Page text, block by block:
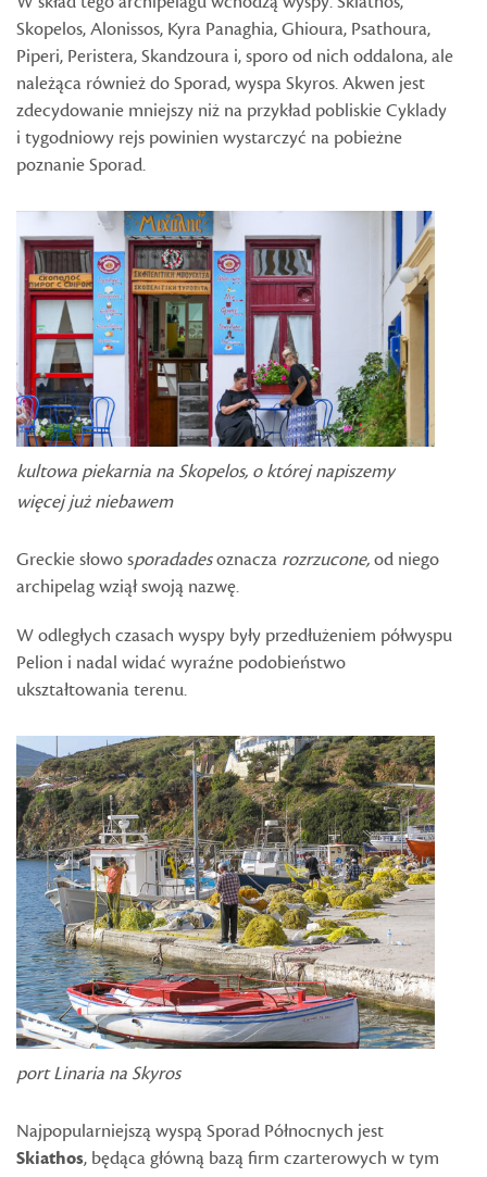
Skopelos, Alonissos, Kyra Panaghia, Ghioura, Psathoura,
Piperi, Peristera, Skandzoura i, sporo od nich oddalona, ale
należąca również do Sporad, wyspa Skyros. Akwen jest
zdecydowanie mniejszy niż na przykład pobliskie Cyklady
i tygodniowy rejs powinien wystarczyć na pobieżne
poznanie Sporad.
kultowa piekarnia na Skopelos, o której napiszemy
więcej już niebawem
Greckie słowo sporadadesoznacza rozrzucone,od niego
archipelag wziął swoją nazwę.
W odległych czasach wyspy były przedłużeniem półwyspu
Pelion i nadal widać wyraźne podobieństwo
ukształtowania terenu.
port Linaria na Skyros
Najpopularniejszą wyspą Sporad Północnych jest
Skiathos, będąca główną bazą firm czarterowych w tym